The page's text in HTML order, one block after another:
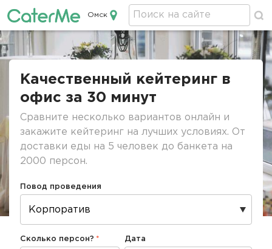
Кейтеринг в Омске
Омск
Строка
Качественный кейтеринг в
офис за 30 минут
Сравните несколько вариантов онлайн и
закажите кейтеринг на лучших условиях. От
доставки еды на 5 человек до банкета на
2000 персон.
Повод проведения
Сколько персон? Дата